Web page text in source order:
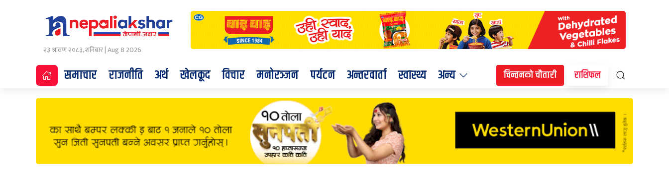
२३ श्रावण २०८३, शनिबार | Aug 8 2026
समाचार राजनीति अर्थ खेलकूद विचार मनोरञ्जन पर्यटन अन्तरवार्ता स्वास्थ्य अन्य चिन्तनको चौतारी राशिफल